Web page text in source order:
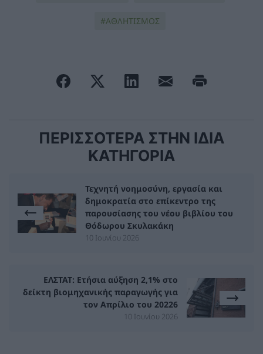
ΑΘΛΗΤΙΣΜΟΣ
ΠΕΡΙΣΣΟΤΕΡΑ ΣΤΗΝ ΙΔΙΑ
ΚΑΤΗΓΟΡΙΑ
Τεχνητή νοημοσύνη, εργασία και
δημοκρατία στο επίκεντρο της
παρουσίασης του νέου βιβλίου του
Θόδωρου Σκυλακάκη
10 Ιουνίου 2026
ΕΛΣΤΑΤ: Ετήσια αύξηση 2,1% στο
δείκτη βιομηχανικής παραγωγής για
τον Απρίλιο του 20226
10 Ιουνίου 2026